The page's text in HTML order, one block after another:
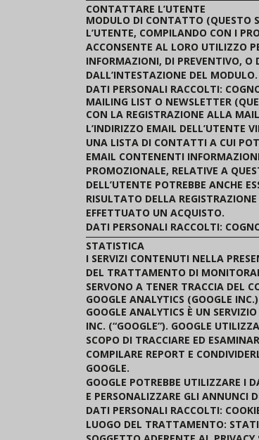
CONTATTARE L’UTENTE
MODULO DI CONTATTO (QUESTO
L’UTENTE, COMPILANDO CON I
ACCONSENTE AL LORO UTILIZZO
INFORMAZIONI, DI PREVENTIVO,
DALL’INTESTAZIONE DEL MODULO.
DATI PERSONALI RACCOLTI:
MAILING LIST O NEWSLETTER
CON LA REGISTRAZIONE ALLA
L’INDIRIZZO EMAIL DELL’UTENTE
UNA LISTA DI CONTATTI A CUI
EMAIL CONTENENTI
PROMOZIONALE, RELATIVE A
DELL’UTENTE POTREBBE ANCHE
RISULTATO DELLA
EFFETTUATO UN ACQUISTO.
DATI PERSONALI RACCOLTI:
STATISTICA
I SERVIZI CONTENUTI NELLA
DEL TRATTAMENTO DI
SERVONO A TENER TRACCIA DEL
GOOGLE ANALYTICS (GOOGLE INC.)
GOOGLE ANALYTICS È UN
INC. (“GOOGLE”). GOOGLE
SCOPO DI TRACCIARE ED
COMPILARE REPORT E
GOOGLE.
GOOGLE POTREBBE UTILIZZARE I
E PERSONALIZZARE GLI ANNUNCI
DATI PERSONALI RACCOLTI:
LUOGO DEL TRATTAMENTO: